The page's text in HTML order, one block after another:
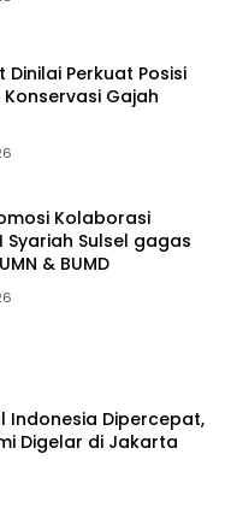
Dinilai Perkuat Posisi
Gajah
Kolaborasi
Syariah Sulsel gagas
& BUMD
Indonesia Dipercepat,
Digelar di Jakarta